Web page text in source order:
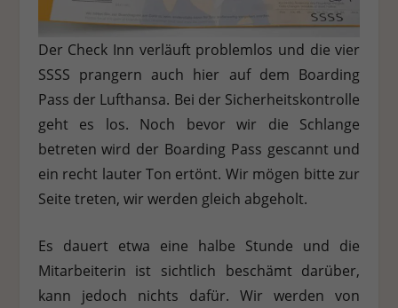
Der Check Inn verläuft problemlos und die vier
SSSS prangern auch hier auf dem Boarding
Pass der Lufthansa. Bei der Sicherheitskontrolle
geht es los. Noch bevor wir die Schlange
betreten wird der Boarding Pass gescannt und
ein recht lauter Ton ertönt. Wir mögen bitte zur
Seite treten, wir werden gleich abgeholt.
Es dauert etwa eine halbe Stunde und die
Mitarbeiterin ist sichtlich beschämt darüber,
kann jedoch nichts dafür. Wir werden von